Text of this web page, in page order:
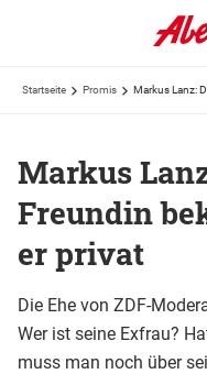
Startseite Promis Markus Lanz:
Markus
Freundin
er privat
Die Ehe von ZDF-
Wer ist seine Exfrau?
muss man noch über